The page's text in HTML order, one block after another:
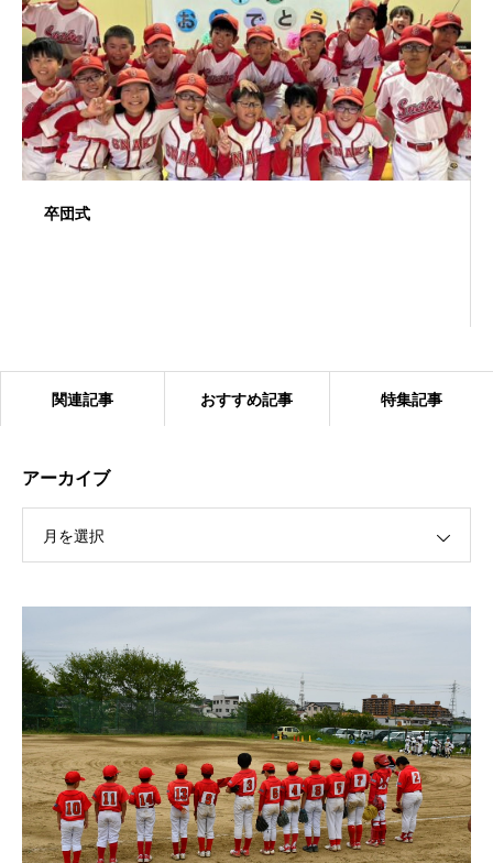
卒団式
2024.1.27 ベアーズ合同練習
関連記事 おすすめ記事 特集記事
アーカイブ
月を選択